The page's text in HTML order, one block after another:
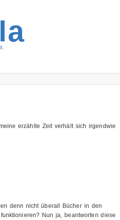
erzählte Zeit verhält sich irgendwie
denn nicht überall Bücher in den
Nun ja, beantworten diese